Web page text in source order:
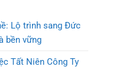
Lộ trình sang Đức
bền vững
Tất Niên Công Ty